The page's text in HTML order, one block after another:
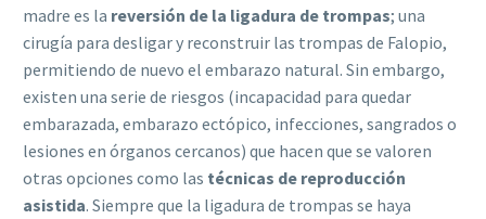
madre es la reversión de la ligadura de trompas; una
cirugía para desligar y reconstruir las trompas de Falopio,
permitiendo de nuevo el embarazo natural. Sin embargo,
existen una serie de riesgos (incapacidad para quedar
embarazada, embarazo ectópico, infecciones, sangrados o
lesiones en órganos cercanos) que hacen que se valoren
otras opciones como las técnicas de reproducción
asistida. Siempre que la ligadura de trompas se haya